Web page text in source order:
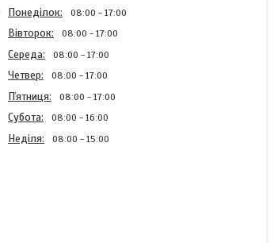
Понеділок 08:00 17:00
Вівторок 08:00 17:00
Середа 08:00 17:00
Четвер 08:00 17:00
Пʼятниця 08:00 17:00
Субота 08:00 16:00
Неділя 08:00 15:00